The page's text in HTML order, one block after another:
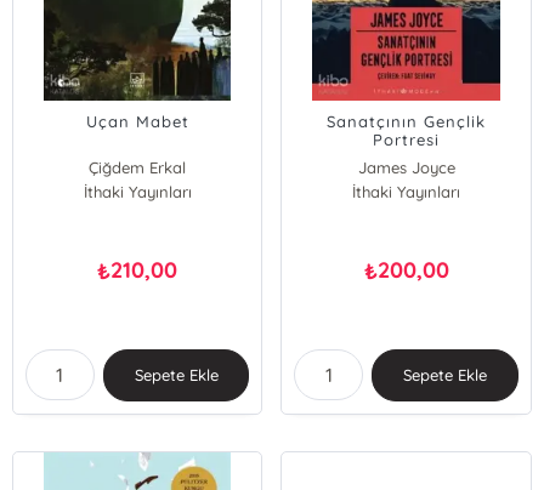
Uçan Mabet
Çiğdem Erkal
İthaki Yayınları
₺210,00
Sepete Ekle
Sanatçının Gençlik
Portresi
James Joyce
İthaki Yayınları
₺200,00
Sepete Ekle